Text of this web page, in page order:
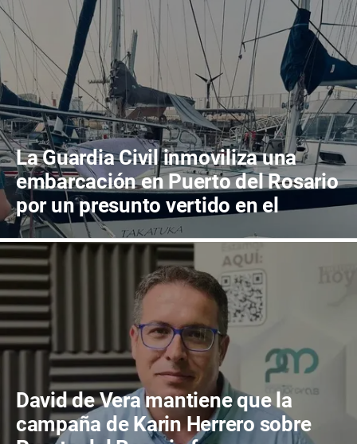
La Guardia Civil inmoviliza una
embarcación en Puerto del Rosario
por un presunto vertido en el
muelle
David de Vera mantiene que la
campaña de Karin Herrero sobre